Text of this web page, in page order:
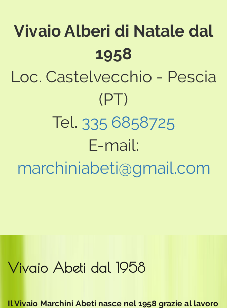
Vivaio Alberi di Natale dal
1958
Loc. Castelvecchio - Pescia
(PT)
Tel. 335 6858725
E-mail:
marchiniabeti@gmail.com
Vivaio Abeti dal 1958
Il Vivaio Marchini Abeti nasce nel 1958 grazie al lavoro